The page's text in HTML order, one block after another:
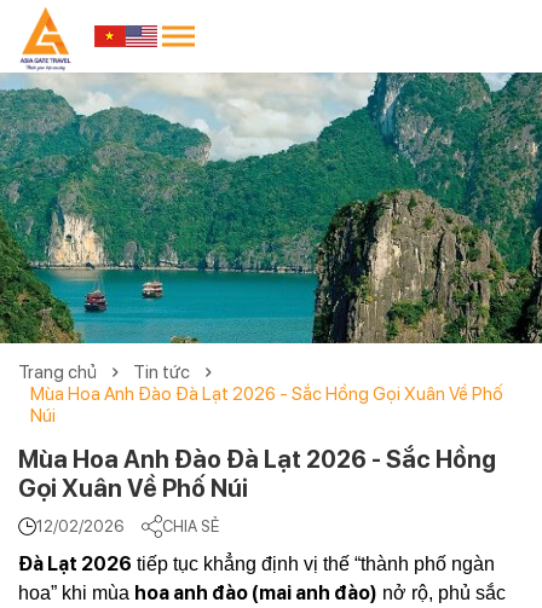
Trang chủ
Tin tức
Mùa Hoa Anh Đào Đà Lạt 2026 - Sắc Hồng Gọi Xuân Về Phố
Núi
Mùa Hoa Anh Đào Đà Lạt 2026 - Sắc Hồng
Gọi Xuân Về Phố Núi
12/02/2026 CHIA SẺ
Đà Lạt 2026 tiếp tục khẳng định vị thế “thành phố ngàn
hoa” khi mùa hoa anh đào (mai anh đào) nở rộ, phủ sắc